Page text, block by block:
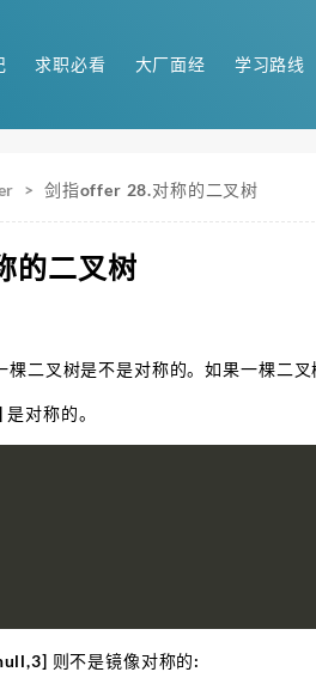
求职必看 大厂面经 学习路线
> 剑指offer 28.对称的二叉树
的二叉树
棵二叉树是不是对称的。如果一棵二
对称的。
则不是镜像对称的: